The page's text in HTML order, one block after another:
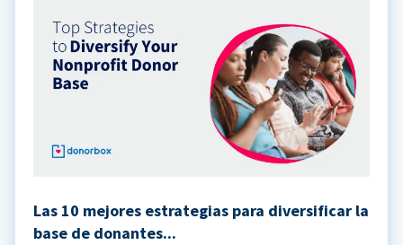
Las 10 mejores estrategias para diversificar la
base de donantes...